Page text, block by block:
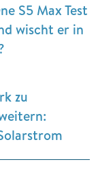
S5 Max Test
wischt er in
zu